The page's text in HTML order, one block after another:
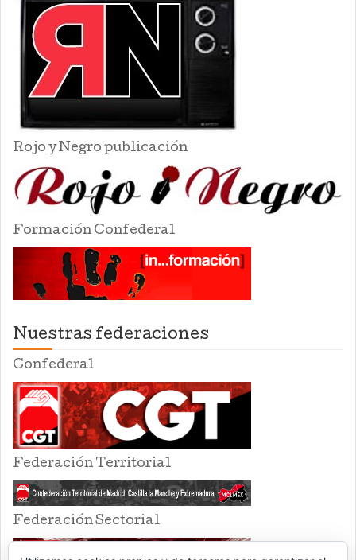
Rojo y Negro publicación
Formación Confederal
Nuestras federaciones
Confederal
Federación Territorial
Federación Sectorial